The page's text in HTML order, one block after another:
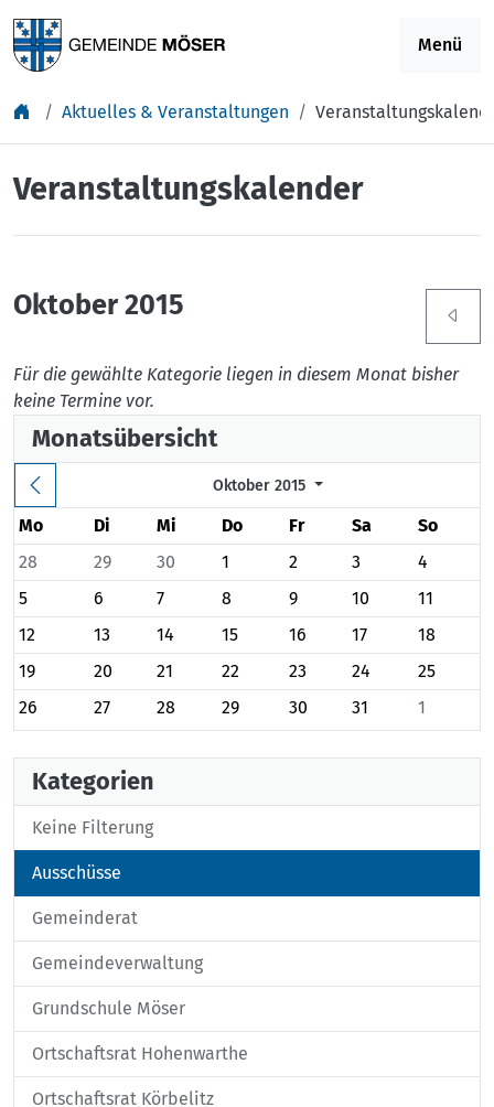
Menü
Aktuelles & Veranstaltungen
Veranstaltungskalender
Oktober 2015
Für die gewählte Kategorie liegen in diesem Monat bisher
keine Termine vor.
Monatsübersicht
Oktober 2015
Mo Di Mi Do Fr Sa
So
28
29 30 1 2 3
4
5
6 7 8 9 10
11
12
13 14 15 16 17
18
19
20 21 22 23 24
25
26
27 28 29 30 31 1
Kategorien
Keine Filterung
Ausschüsse
Gemeinderat
Gemeindeverwaltung
Grundschule Möser
Ortschaftsrat Hohenwarthe
Ortschaftsrat Körbelitz